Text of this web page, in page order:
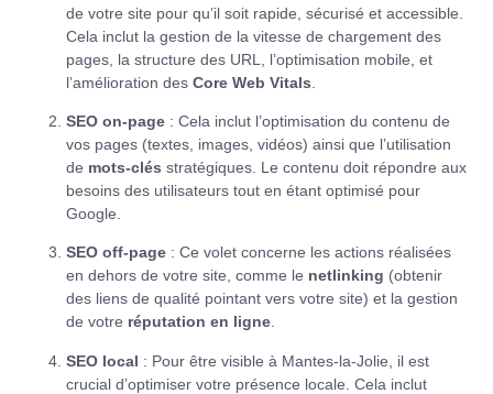
de votre site pour qu’il soit rapide, sécurisé et accessible.
Cela inclut la gestion de la vitesse de chargement des
pages, la structure des URL, l’optimisation mobile, et
l’amélioration des Core Web Vitals
SEO on-page : Cela inclut l’optimisation du contenu de
vos pages (textes, images, vidéos) ainsi que l’utilisation
de mots-clés stratégiques. Le contenu doit répondre aux
besoins des utilisateurs tout en étant optimisé pour
Google.
SEO off-page : Ce volet concerne les actions réalisées
en dehors de votre site, comme le netlinking (obtenir
des liens de qualité pointant vers votre site) et la gestion
de votre réputation en ligne.
SEO local : Pour être visible à Mantes-la-Jolie, il est
crucial d’optimiser votre présence locale. Cela inclut